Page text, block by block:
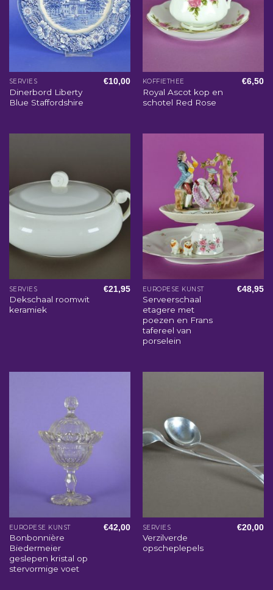
SERVIES
Dinerbord Liberty
Blue Staffordshire
€10,00 KOFFIETHEE
Royal Ascot kop en
schotel Red Rose
€6,50
SERVIES
Dekschaal roomwit
keramiek
€21,95 EUROPESE KUNST
Serveerschaal
etagere met
poezen en Frans
tafereel van
porselein
€48,95
EUROPESE KUNST
Bonbonnière
Biedermeier
geslepen kristal op
stervormige voet
€42,00 SERVIES
Verzilverde
opscheplepels
€20,00